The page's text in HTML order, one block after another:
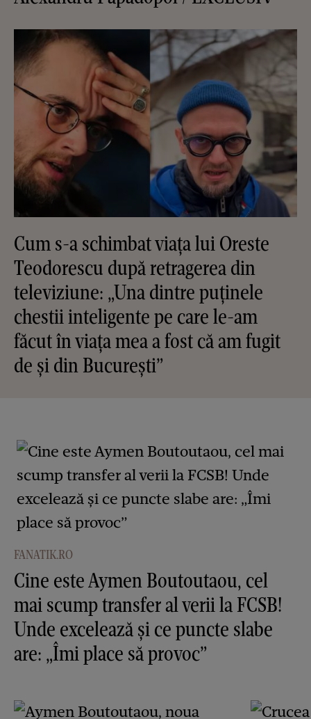
Cum s-a schimbat viața lui Oreste
Teodorescu după retragerea din
televiziune: „Una dintre puținele
chestii inteligente pe care le-am
făcut în viața mea a fost că am fugit
de și din București”
FANATIK.RO
Cine este Aymen Boutoutaou, cel
mai scump transfer al verii la FCSB!
Unde excelează și ce puncte slabe
are: „Îmi place să provoc”